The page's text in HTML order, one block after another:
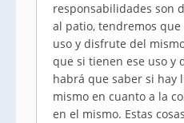
responsabilidades son
al patio, tendremos
uso y disfrute del
que si tienen ese uso y
habrá que saber si hay
mismo en cuanto a la
en el mismo. Estas